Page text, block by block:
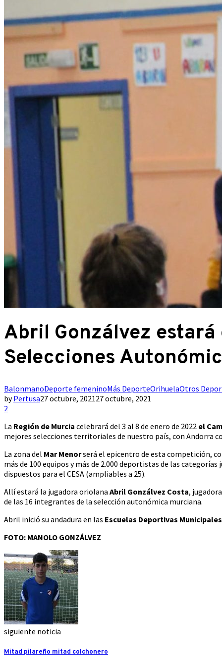
Abril Gonzálvez estará
Selecciones
BalonmanoDeporte femeninoMás DeporteOrihuelaOtros
byPertusa27 octubre, 202127 octubre, 2021
2
La Región de Murcia celebrará del 3 al 8 de enero de 2022 el
mejores selecciones territoriales de nuestro país, con Andorra
La zona del Mar Menorserá el epicentro de esta competición,
más de 100 equipos y más de 2.000 deportistas de las
dispuestos para el CESA (ampliables a 25).
Allí estará la jugadora oriolana Abril Gonzálvez Costa,
de las 16 integrantes de la selección autonómica murciana.
Abril inició su andadura en las Escuelas Deportivas
FOTO: MANOLO GONZÁLVEZ
siguiente noticia
Mitad pilareño mitad colchonero